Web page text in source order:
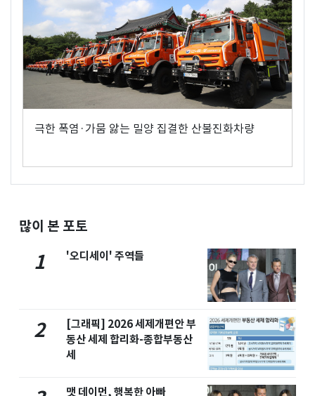
극한 폭염·가뭄 앓는 밀양 집결한 산불진화차량
많이 본 포토
1 '오디세이' 주역들
2
[그래픽] 2026 세제개편안 부
동산 세제 합리화-종합부동산
세
맷 데이먼, 행복한 아빠